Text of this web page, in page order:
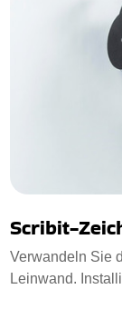
Scribit-
Verwandeln Sie
Leinwand.